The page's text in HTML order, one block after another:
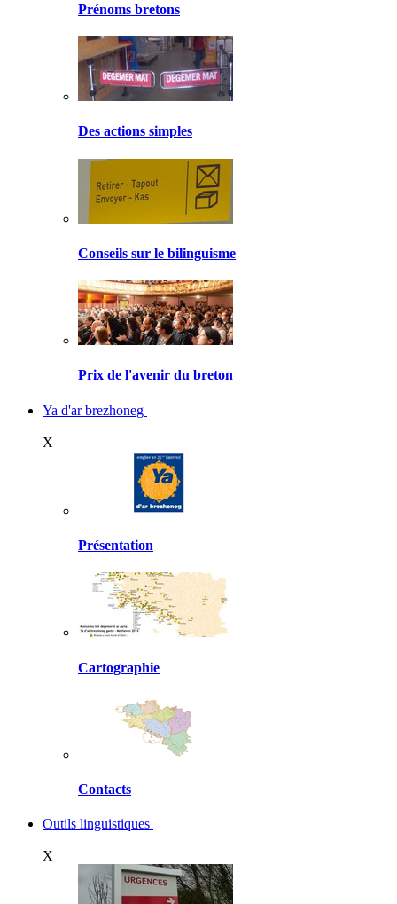
Prénoms bretons
Des actions simples
Conseils sur le bilinguisme
Prix de l'avenir du breton
Ya d'ar brezhoneg
X
Présentation
Cartographie
Contacts
Outils linguistiques
X